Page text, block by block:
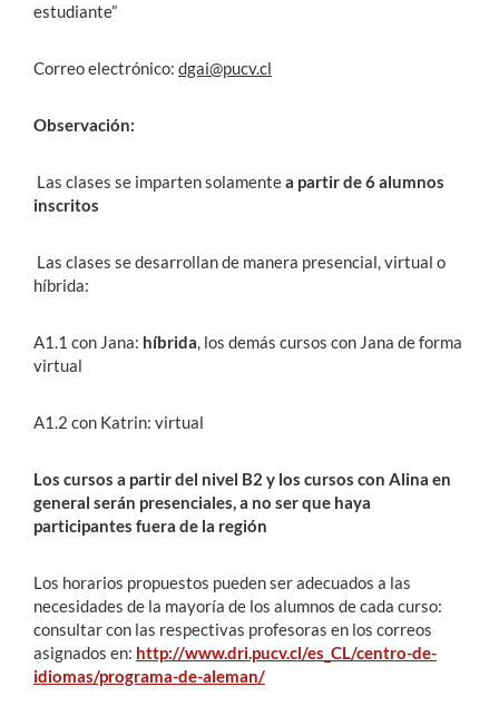
estudiante”
Correo electrónico: dgai@pucv.cl
Observación:
Las clases se imparten solamentea partir de 6 alumnos
inscritos
Las clases se desarrollan de manera presencial, virtual o
híbrida:
A1.1 con Jana: híbrida, los demás cursos con Jana de forma
virtual
A1.2 con Katrin: virtual
Los cursos a partir del nivel B2 y los cursos con Alina en
general serán presenciales, a no ser que haya
participantes fuera de la región
Los horarios propuestos pueden ser adecuados a las
necesidades de la mayoría de los alumnos de cada curso:
consultar con las respectivas profesoras en los correos
asignados en: http://www.dri.pucv.cl/es_CL/centro-de-
idiomas/programa-de-aleman/